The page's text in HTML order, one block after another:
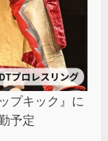
プキック』に
予定